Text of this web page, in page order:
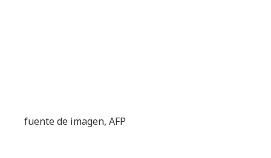
fuente de imagen, AFP